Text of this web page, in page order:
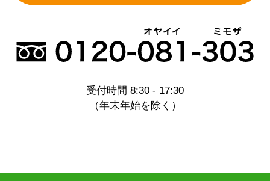
受付時間 8:30 - 17:30
（年末年始を除く）